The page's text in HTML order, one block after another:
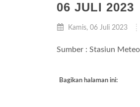
06 JULI 2023
Kamis, 06 Juli 2023
Sumber : Stasiun
Bagikan halaman ini: